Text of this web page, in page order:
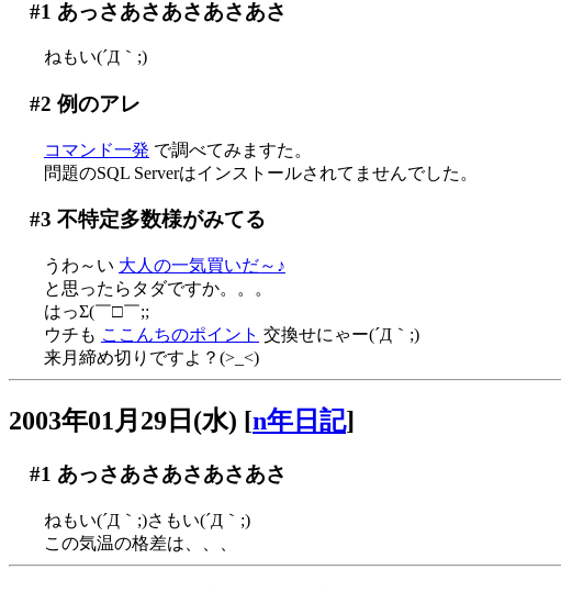
#1 あっさあさあさあさあさ
ねもい(´Д｀;)
#2 例のアレ
コマンド一発 で調べてみますた。
問題のSQL Serverはインストールされてませんでした。
#3 不特定多数様がみてる
うわ～い 大人の一気買いだ～♪
と思ったらタダですか。。。
はっΣ(￣□￣;;
ウチも ここんちのポイント 交換せにゃー(´Д｀;)
来月締め切りですよ？(>_<)
2003年01月29日(水) [n年日記]
#1 あっさあさあさあさあさ
ねもい(´Д｀;)さもい(´Д｀;)
この気温の格差は、、、